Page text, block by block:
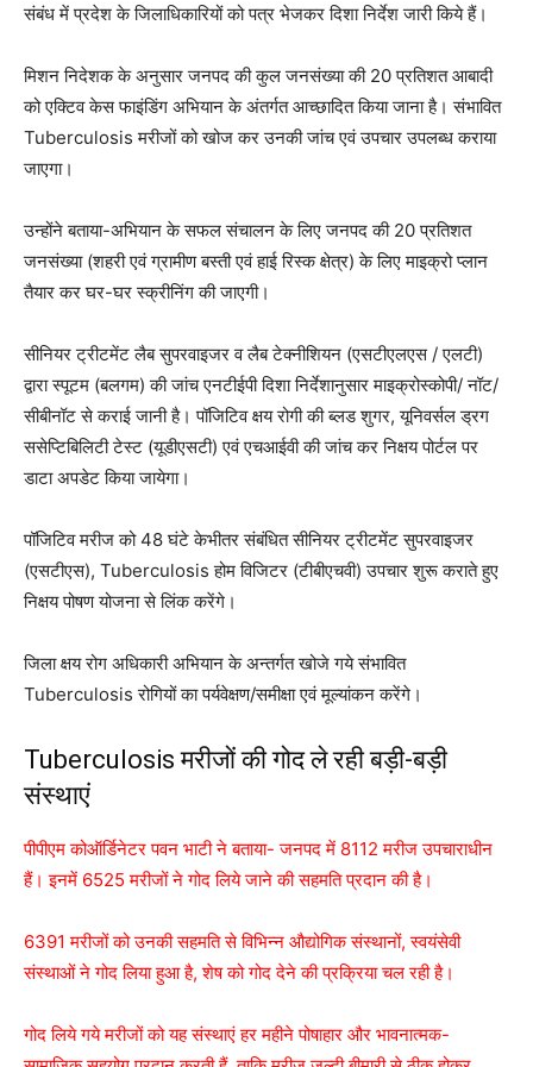
संबंध में प्रदेश के जिलाधिकारियों को पत्र भेजकर दिशा निर्देश जारी किये हैं।
मिशन निदेशक के अनुसार जनपद की कुल जनसंख्या की 20 प्रतिशत आबादी
को एक्टिव केस फाइंडिंग अभियान के अंतर्गत आच्छादित किया जाना है। संभावित
Tuberculosis मरीजों को खोज कर उनकी जांच एवं उपचार उपलब्ध कराया
जाएगा।
उन्होंने बताया-अभियान के सफल संचालन के लिए जनपद की 20 प्रतिशत
जनसंख्या (शहरी एवं ग्रामीण बस्ती एवं हाई रिस्क क्षेत्र) के लिए माइक्रो प्लान
तैयार कर घर-घर स्क्रीनिंग की जाएगी।
सीनियर ट्रीटमेंट लैब सुपरवाइजर व लैब टेक्नीशियन (एसटीएलएस / एलटी)
द्वारा स्पूटम (बलगम) की जांच एनटीईपी दिशा निर्देशानुसार माइक्रोस्कोपी/ नॉट/
सीबीनॉट से कराई जानी है। पॉजिटिव क्षय रोगी की ब्लड शुगर, यूनिवर्सल ड्रग
ससेप्टिबिलिटी टेस्ट (यूडीएसटी) एवं एचआईवी की जांच कर निक्षय पोर्टल पर
डाटा अपडेट किया जायेगा।
पॉजिटिव मरीज को 48 घंटे केभीतर संबंधित सीनियर ट्रीटमेंट सुपरवाइजर
(एसटीएस), Tuberculosis होम विजिटर (टीबीएचवी) उपचार शुरू कराते हुए
निक्षय पोषण योजना से लिंक करेंगे।
जिला क्षय रोग अधिकारी अभियान के अन्तर्गत खोजे गये संभावित
Tuberculosis रोगियों का पर्यवेक्षण/समीक्षा एवं मूल्यांकन करेंगे।
Tuberculosis मरीजों की गोद ले रही बड़ी-बड़ी
संस्थाएं
पीपीएम कोऑर्डिनेटर पवन भाटी ने बताया- जनपद में 8112 मरीज उपचाराधीन
हैं। इनमें 6525 मरीजों ने गोद लिये जाने की सहमति प्रदान की है।
6391 मरीजों को उनकी सहमति से विभिन्न औद्योगिक संस्थानों, स्वयंसेवी
संस्थाओं ने गोद लिया हुआ है, शेष को गोद देने की प्रक्रिया चल रही है।
गोद लिये गये मरीजों को यह संस्थाएं हर महीने पोषाहार और भावनात्मक-